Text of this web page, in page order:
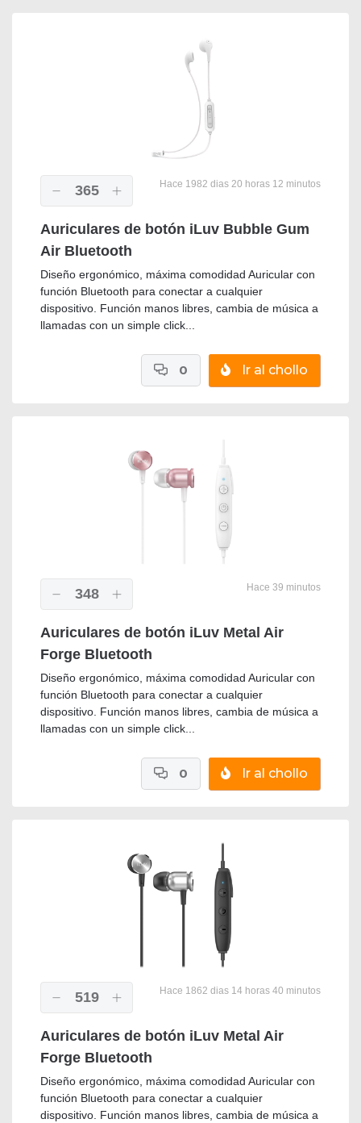
365 Hace 1982 dias 20 horas 12 minutos
Auriculares de botón iLuv Bubble Gum
Air Bluetooth
Diseño ergonómico, máxima comodidad Auricular con
función Bluetooth para conectar a cualquier
dispositivo. Función manos libres, cambia de música a
llamadas con un simple click...
Ir al chollo
0
348 Hace 39 minutos
Auriculares de botón iLuv Metal Air
Forge Bluetooth
Diseño ergonómico, máxima comodidad Auricular con
función Bluetooth para conectar a cualquier
dispositivo. Función manos libres, cambia de música a
llamadas con un simple click...
Ir al chollo
0
519 Hace 1862 dias 14 horas 40 minutos
Auriculares de botón iLuv Metal Air
Forge Bluetooth
Diseño ergonómico, máxima comodidad Auricular con
función Bluetooth para conectar a cualquier
dispositivo. Función manos libres, cambia de música a